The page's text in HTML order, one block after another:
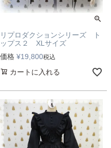
リプロダクションシリーズ ト
ップス２ XLサイズ
価格 ¥19,800税込
カートに入れる